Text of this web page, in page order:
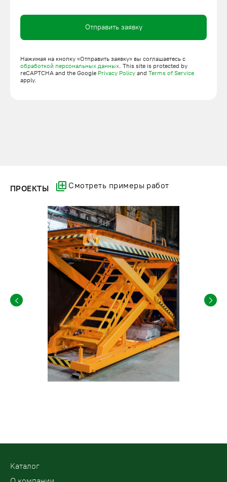
Отправить заявку
Нажимая на кнопку «Отправить заявку» вы соглашаетесь с
обработкой персональных данных. This site is protected by
reCAPTCHA and the Google Privacy Policy and Terms of Service
apply.
ПРОЕКТЫ Смотреть примеры работ
Kаталог